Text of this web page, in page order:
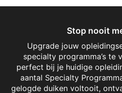
Stop nooit
Upgrade jouw
specialty programma’s te
perfect bij je huidige
aantal Specialty
gelogde duiken voltooit,